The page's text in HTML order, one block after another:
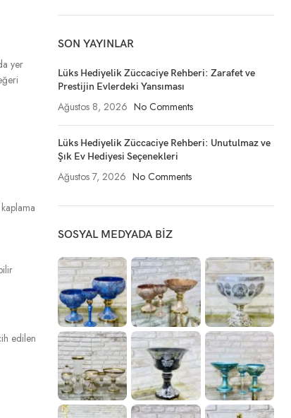
yer
edilen
SON YAYINLAR
Lüks Hediyelik Züccaciye Rehberi: Zarafet ve
Prestijin Evlerdeki Yansıması
Ağustos 8, 2026 No Comments
Lüks Hediyelik Züccaciye Rehberi: Unutulmaz ve
Şık Ev Hediyesi Seçenekleri
Ağustos 7, 2026 No Comments
SOSYAL MEDYADA BIZ